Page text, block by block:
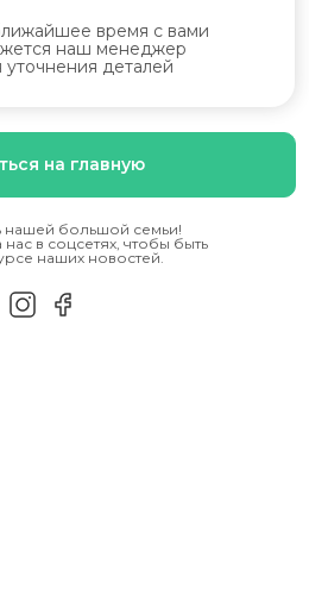
на главную
нашей большой семьи!
в соцсетях, чтобы быть
наших новостей.
время с вами
наш менеджер
уточнения деталей